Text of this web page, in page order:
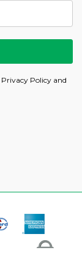
Privacy Policy and